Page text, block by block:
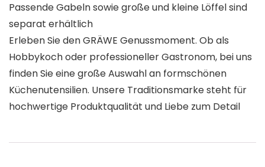
Passende Gabeln sowie große und kleine Löffel sind
separat erhältlich
Erleben Sie den GRÄWE Genussmoment. Ob als
Hobbykoch oder professioneller Gastronom, bei uns
finden Sie eine große Auswahl an formschönen
Küchenutensilien. Unsere Traditionsmarke steht für
hochwertige Produktqualität und Liebe zum Detail